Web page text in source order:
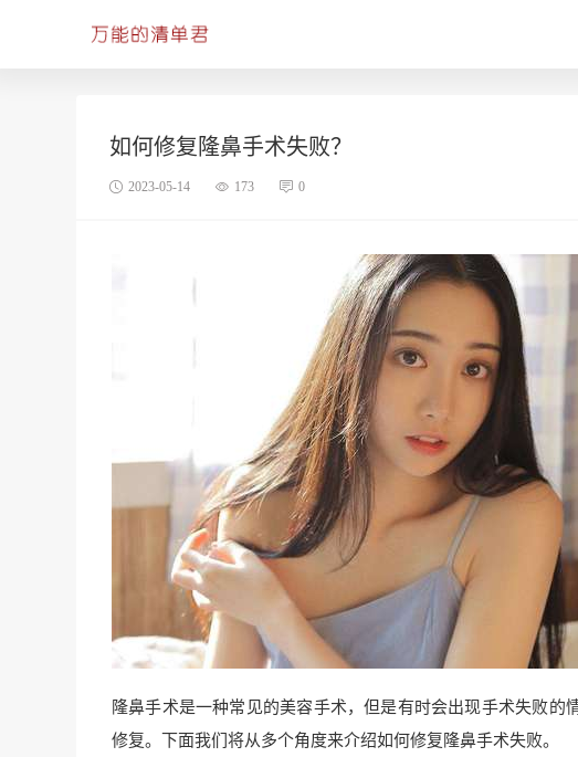
如何修复隆鼻手术失败？
2023-05-14 173 0
隆鼻手术是一种常见的美容手术，但是有时会出现手术失败
修复。下面我们将从多个角度来介绍如何修复隆鼻手术失败。